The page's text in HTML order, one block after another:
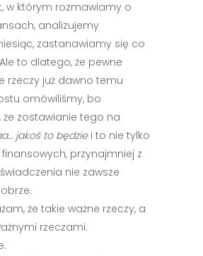
w którym rozmawiamy o
analizujemy
zastanawiamy się co
to dlatego, że pewne
rzeczy już dawno temu
omówiliśmy, bo
zostawianie tego na
jakoś to będziei to nie tylko
przynajmniej z
nie zawsze
że takie ważne rzeczy, a
rzeczami.